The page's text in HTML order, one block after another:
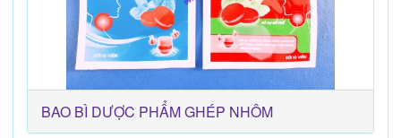
BAO BÌ DƯỢC PHẨM GHÉP NHÔM